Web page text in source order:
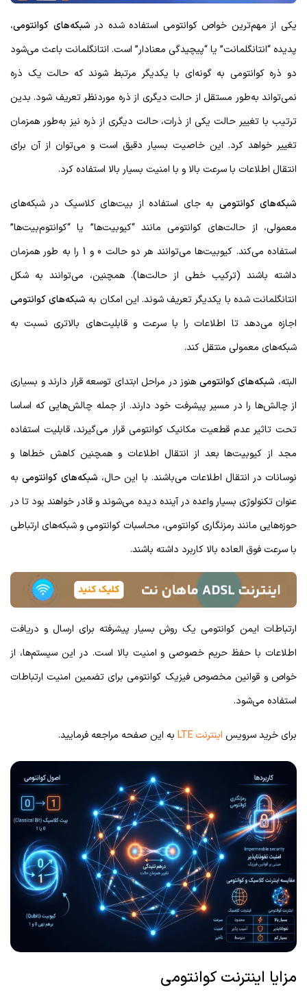
یکی از مهم‌ترین خواص کوانتومی استفاده شده در شبکه‌های کوانتومی،
پدیده “انتانگلمانت” یا “پیچیدگی معنادار” است. انتانگلمانت باعث می‌شود
دو ذره کوانتومی به گونه‌ای با یکدیگر مرتبط شوند که حالت یک ذره
نمی‌تواند به‌طور مستقل از حالت دیگری از ذره موردنظر تعریف شود. بدین
ترتیب با تغییر حالت یکی از ذرات، حالت دیگری از ذره نیز به‌طور همزمان
تغییر خواهد کرد. این خاصیت بسیار دقیق است و می‌توان از آن برای
انتقال اطلاعات با سرعت بالا و با امنیت بسیار بالا استفاده کرد.
شبکه‌های کوانتومی به جای استفاده از بیت‌های کلاسیک در شبکه‌های
معمولی، از حالت‌های کوانتومی مانند “کیوبیت‌ها” یا “کوانتوم‌بیت‌ها”
استفاده می‌کند. کیوبیت‌ها می‌توانند هر دو حالت 0 و 1 را به طور همزمان
داشته باشند (ترکیب خطی از حالت‌ها). همچنین، می‌توانند به شکل
انتانگلمانت شده با یکدیگر تعریف شوند. این امکان به شبکه‌های کوانتومی
اجازه می‌دهد تا اطلاعات را با سرعت و قابلیت‌های بالاتری نسبت به
شبکه‌های معمولی منتقل کند.
البته، شبکه‌های کوانتومی هنوز در مراحل ابتدای توسعه قرار دارند و بسیاری
از چالش‌ها را در مسیر پیشرفت خود دارند. از جمله چالش‌هایی که اساسا
تحت تاثیر عدم قطعیت مکانیک کوانتومی قرار می‌گیرند، قابلیت استفاده
مجد از کیوبیت‌ها بعد از انتقال اطلاعات و همچنین کاهش خطاها و
نوسانات در انتقال اطلاعات می‌باشند. با این حال، شبکه‌های کوانتومیبه
عنوان تکنولوژی بسیار واعده در آینده دیده می‌شوند و قادر خواهند بود تا در
حوزه‌هایی مانند رمزنگاری کوانتومی، محاسبات کوانتومی و شبکه‌های ارتباطی
با سرعت فوق العاده بالا کاربرد داشته باشند.
ارتباطات ایمن کوانتومی یک روش بسیار پیشرفته برای ارسال و دریافت
اطلاعات با حفظ حریم خصوصی و امنیت بالا است. در این سیستم‌ها، از
خواص و قوانین مخصوص فیزیک کوانتومی برای تضمین امنیت ارتباطات
استفاده می‌شود.
برای خرید سرویس اینترنت LTE به این صفحه مراجعه فرمایید.
مزایا اینترنت کوانتومی